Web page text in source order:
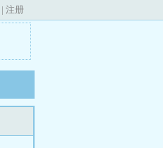
| 注册